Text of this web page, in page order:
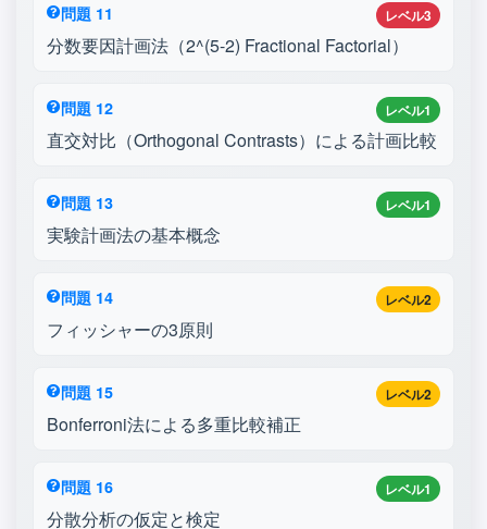
レベル3
問題 11
分数要因計画法（2^(5-2) Fractional Factorial）
レベル1
問題 12
直交対比（Orthogonal Contrasts）による計画比較
レベル1
問題 13
実験計画法の基本概念
レベル2
問題 14
フィッシャーの3原則
レベル2
問題 15
Bonferroni法による多重比較補正
レベル1
問題 16
分散分析の仮定と検定